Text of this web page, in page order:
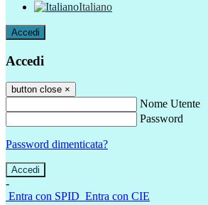
Italiano
Accedi
Accedi
button close ×
Nome Utente
Password
Password dimenticata?
-
Entra con SPID Entra con CIE